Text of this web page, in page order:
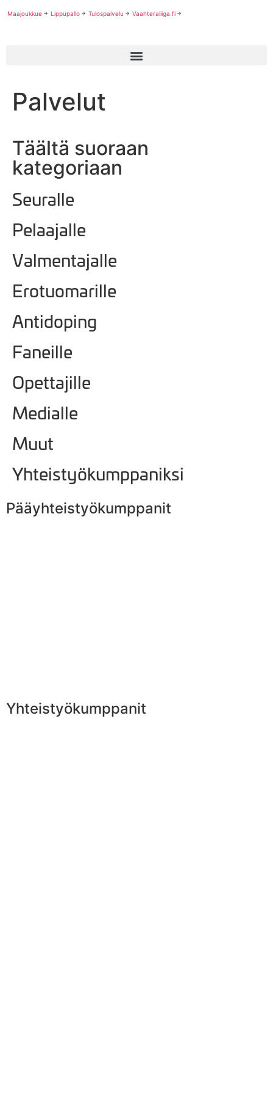
Maajoukkue Lippupallo Tulospalvelu Vaahteraliiga.fi
Palvelut
Täältä suoraan
kategoriaan
Seuralle
Pelaajalle
Valmentajalle
Erotuomarille
Antidoping
Faneille
Opettajille
Medialle
Muut
Yhteistyökumppaniksi
Pääyhteistyökumppanit
Yhteistyökumppanit